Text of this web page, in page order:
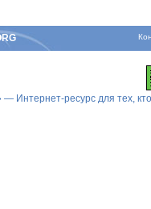
Интернет-ресурс для тех,